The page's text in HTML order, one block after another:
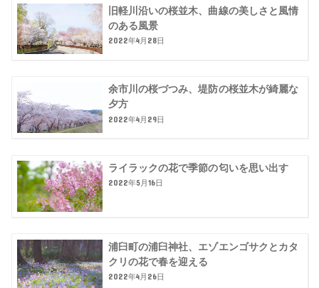
旧軽川沿いの桜並木、曲線の美しさと風情
のある風景
2022年4月28日
余市川の桜づつみ、堤防の桜並木が綺麗な
夕方
2022年4月29日
ライラックの花で季節の匂いを思い出す
2022年5月16日
浦臼町の浦臼神社、エゾエンゴサクとカタ
クリの花で春を迎える
2022年4月26日